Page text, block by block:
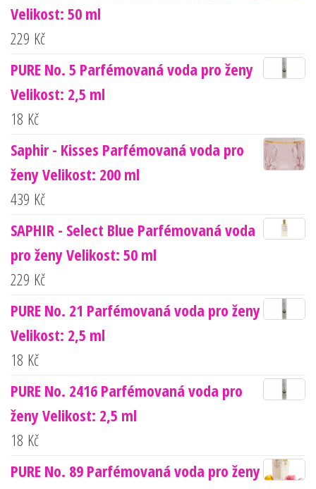
Velikost: 50 ml
229 Kč
PURE No. 5 Parfémovaná voda pro ženy
Velikost: 2,5 ml
18 Kč
Saphir - Kisses Parfémovaná voda pro
ženy Velikost: 200 ml
439 Kč
SAPHIR - Select Blue Parfémovaná voda
pro ženy Velikost: 50 ml
229 Kč
PURE No. 21 Parfémovaná voda pro ženy
Velikost: 2,5 ml
18 Kč
PURE No. 2416 Parfémovaná voda pro
ženy Velikost: 2,5 ml
18 Kč
PURE No. 89 Parfémovaná voda pro ženy